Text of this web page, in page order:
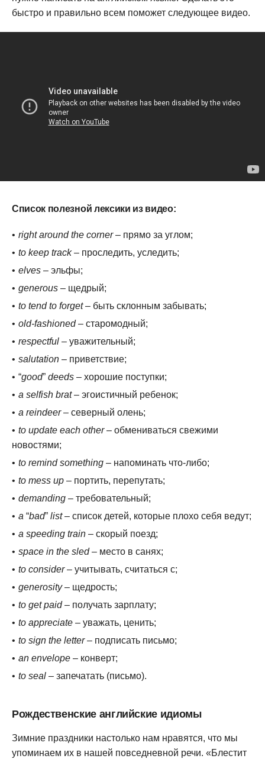
быстро и правильно всем поможет следующее видео.
Список полезной лексики из видео:
right around the corner– прямо за углом;
to keep track– проследить, уследить;
elves – эльфы;
generous – щедрый;
to tend to forget– быть склонным забывать;
old-fashioned– старомодный;
respectful – уважительный;
salutation – приветствие;
“good” deeds – хорошие поступки;
a selfish brat– эгоистичный ребенок;
a reindeer– северный олень;
to update each other– обмениваться свежими
новостями;
to remind something – напоминать что-либо;
to mess up – портить, перепутать;
demanding – требовательный;
a “bad” list– список детей, которые плохо себя ведут;
a speeding train – скорый поезд;
space in the sled– место в санях;
to consider– учитывать, считаться с;
generosity– щедрость;
to get paid– получать зарплату;
to appreciate – уважать, ценить;
to sign the letter– подписать письмо;
an envelope – конверт;
to seal – запечатать (письмо).
Рождественские английские идиомы
Зимние праздники настолько нам нравятся, что мы
упоминаем их в нашей повседневной речи. «Блестит